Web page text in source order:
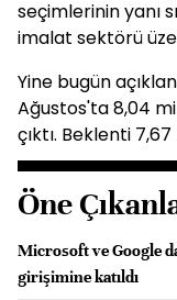
seçimlerinin yanı
imalat sektörü
Yine bugün
Ağustos'ta 8,04
çıktı. Beklenti
Öne
Microsoft ve Google
girişimine katıldı